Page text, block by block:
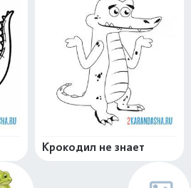
Крокодил не знает